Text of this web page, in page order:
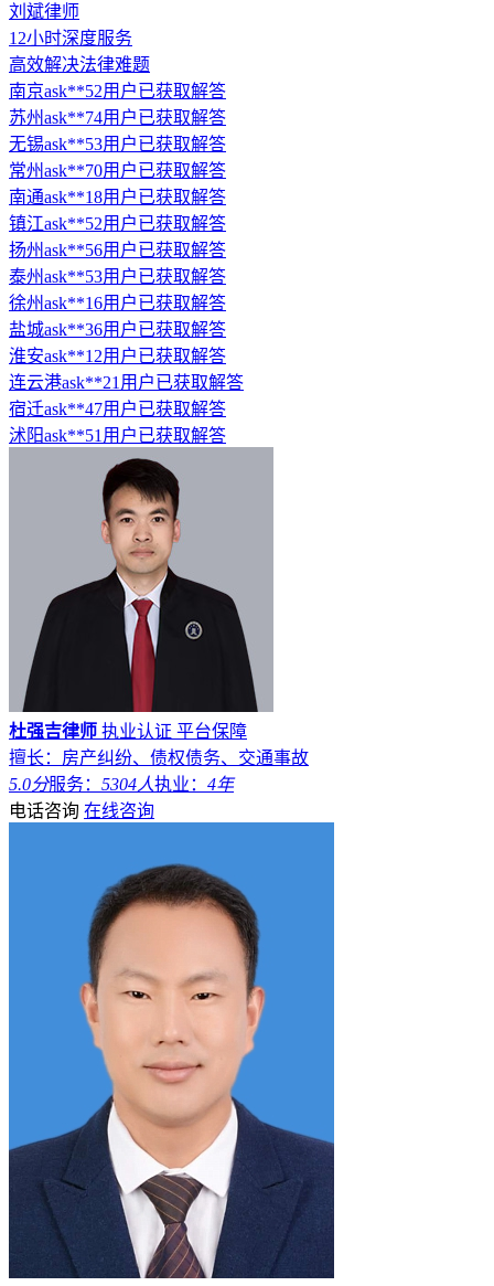
刘斌律师
12小时深度服务
高效解决法律难题
南京ask**52用户已获取解答
苏州ask**74用户已获取解答
无锡ask**53用户已获取解答
常州ask**70用户已获取解答
南通ask**18用户已获取解答
镇江ask**52用户已获取解答
扬州ask**56用户已获取解答
泰州ask**53用户已获取解答
徐州ask**16用户已获取解答
盐城ask**36用户已获取解答
淮安ask**12用户已获取解答
连云港ask**21用户已获取解答
宿迁ask**47用户已获取解答
沭阳ask**51用户已获取解答
杜强吉律师 执业认证 平台保障
擅长：房产纠纷、债权债务、交通事故
5.0分服务： 5304人执业： 4年
电话咨询 在线咨询